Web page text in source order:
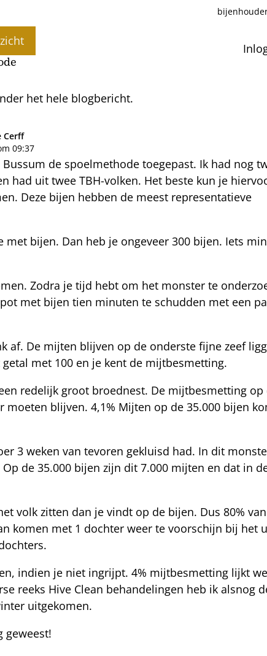
het hele blogbericht.
Cerff
09:37
de spoelmethode toegepast. Ik had nog
had uit twee TBH-volken. Het beste kun je
Deze bijen hebben de meest representatieve
bijen. Dan heb je ongeveer 300 bijen. Iets
Zodra je tijd hebt om het monster te
met bijen tien minuten te schudden met een
af. De mijten blijven op de onderste fijne zeef
met 100 en je kent de mijtbesmetting.
redelijk groot broednest. De mijtbesmetting op
moeten blijven. 4,1% Mijten op de 35.000 bijen
3 weken van tevoren gekluisd had. In dit
de 35.000 bijen zijn dit 7.000 mijten en dat in
volk zitten dan je vindt op de bijen. Dus 80%
komen met 1 dochter weer te voorschijn bij het
indien je niet ingrijpt. 4% mijtbesmetting lijkt
reeks Hive Clean behandelingen heb ik alsnog
uitgekomen.
geweest!